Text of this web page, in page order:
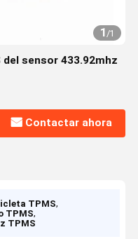
1/1
sensor 433.92mhz
Contactar ahora
TPMS,
TPMS,
TPMS